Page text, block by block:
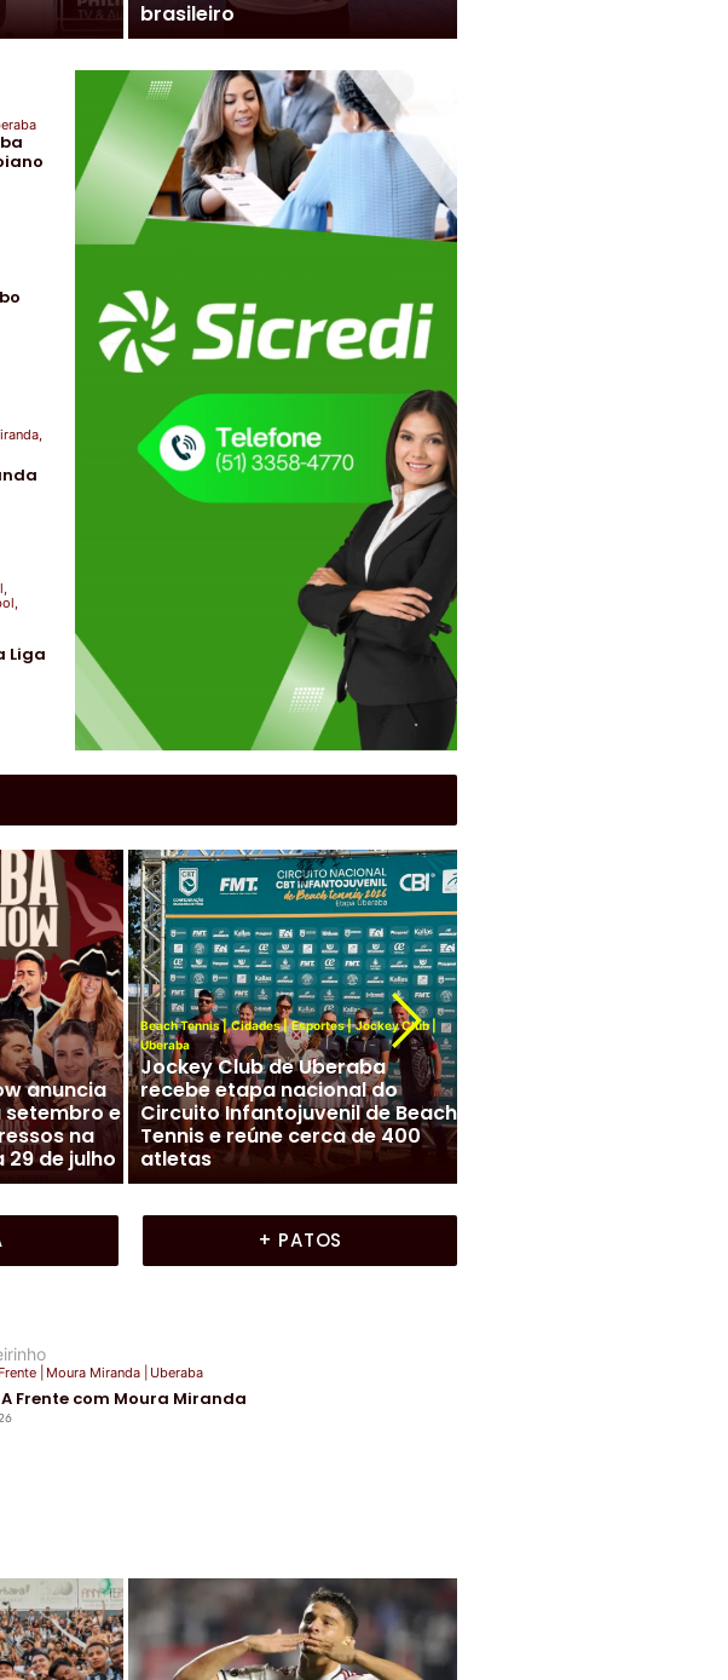
brasileiro
,
,
,
Liga
solta o
sobre o
Cidades| Colunas| Frente a Frente|
Moura Miranda
| Uberaba
Frente A Frente com Moura
Miranda
+ PATOS
Moura Miranda Uberaba
Frente com Moura Miranda